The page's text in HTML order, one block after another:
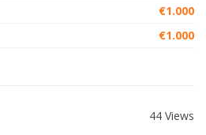
€1.000
€1.000
44 Views